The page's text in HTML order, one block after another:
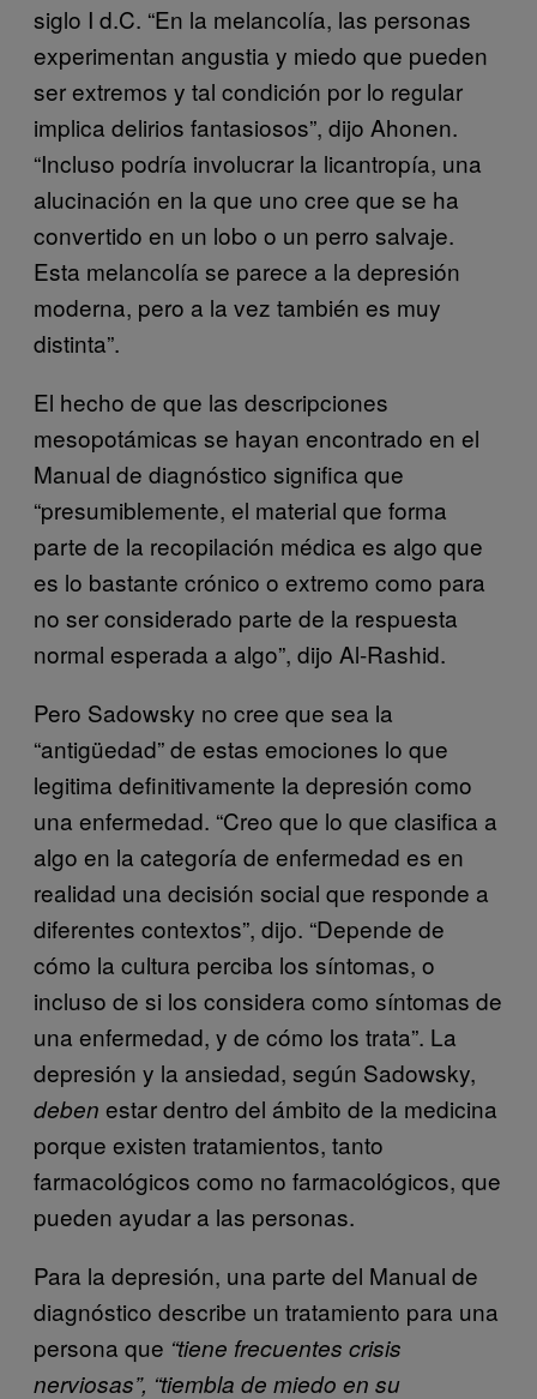
siglo I d.C. “En la melancolía, las personas
experimentan angustia y miedo que pueden
ser extremos y tal condición por lo regular
implica delirios fantasiosos”, dijo Ahonen.
“Incluso podría involucrar la licantropía, una
alucinación en la que uno cree que se ha
convertido en un lobo o un perro salvaje.
Esta melancolía se parece a la depresión
moderna, pero a la vez también es muy
distinta”.
El hecho de que las descripciones
mesopotámicas se hayan encontrado en el
Manual de diagnóstico significa que
“presumiblemente, el material que forma
parte de la recopilación médica es algo que
es lo bastante crónico o extremo como para
no ser considerado parte de la respuesta
normal esperada a algo”, dijo Al-Rashid.
Pero Sadowsky no cree que sea la
“antigüedad” de estas emociones lo que
legitima definitivamente la depresión como
una enfermedad. “Creo que lo que clasifica a
algo en la categoría de enfermedad es en
realidad una decisión social que responde a
diferentes contextos”, dijo. “Depende de
cómo la cultura perciba los síntomas, o
incluso de si los considera como síntomas de
una enfermedad, y de cómo los trata”. La
depresión y la ansiedad, según Sadowsky,
deben estar dentro del ámbito de la medicina
porque existen tratamientos, tanto
farmacológicos como no farmacológicos, que
pueden ayudar a las personas.
Para la depresión, una parte del Manual de
diagnóstico describe un tratamiento para una
persona que “tiene frecuentes crisis
nerviosas”, “tiembla de miedo en su